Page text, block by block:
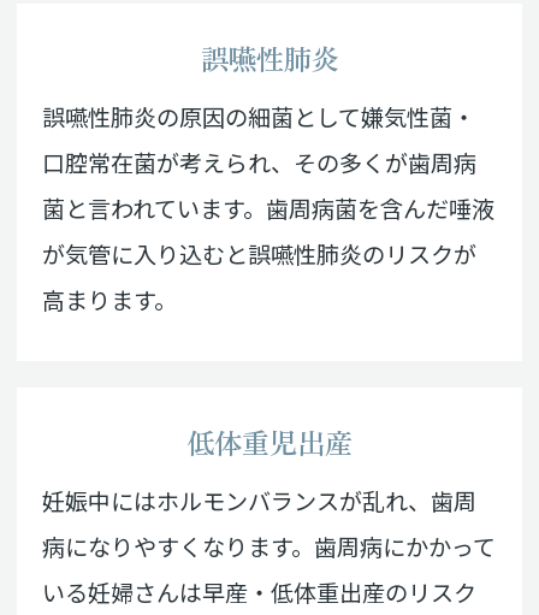
誤嚥性肺炎
誤嚥性肺炎の原因の細菌として嫌気性菌・
口腔常在菌が考えられ、その多くが歯周病
菌と言われています。歯周病菌を含んだ唾液
が気管に入り込むと誤嚥性肺炎のリスクが
高まります。
低体重児出産
妊娠中にはホルモンバランスが乱れ、歯周
病になりやすくなります。歯周病にかかって
いる妊婦さんは早産・低体重出産のリスク